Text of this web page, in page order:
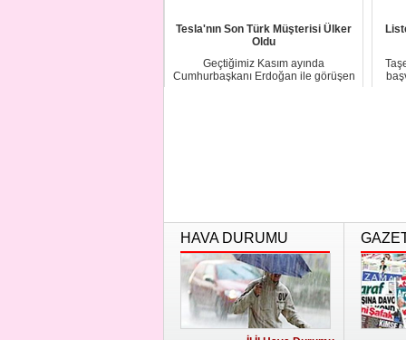
Tesla'nın Son Türk Müşterisi Ülker
Oldu
Geçtiğimiz Kasım ayında
Cumhurbaşkanı Erdoğan ile görüşen
HAVA DURUMU